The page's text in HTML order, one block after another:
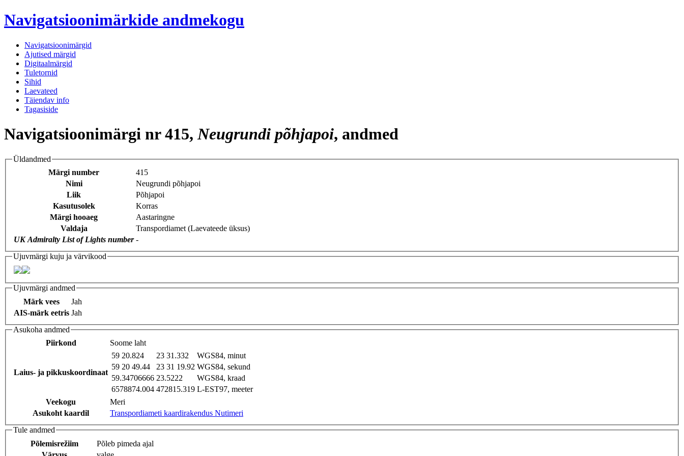
Navigatsioonimärkide andmekogu
Navigatsioonimärgid
Ajutised märgid
Digitaalmärgid
Tuletornid
Sihid
Laevateed
Täiendav info
Tagasiside
Navigatsioonimärgi nr 415,Neugrundi põhjapoi, andmed
Üldandmed
Märgi number
415
Nimi
Neugrundi põhjapoi
Liik
Põhjapoi
Kasutusolek
Korras
Märgi hooaeg
Aastaringne
Valdaja
Transpordiamet (Laevateede üksus)
UK Admiralty List of Lights number -
Ujuvmärgi kuju ja värvikood
Ujuvmärgi andmed
Märk vees
Jah
AIS-märk eetris Jah
Asukoha andmed
Piirkond
Soome laht
Laius- ja pikkuskoordinaat
59 20.824 23 31.332
WGS84, minut
59 20 49.44
23 31 19.92 WGS84, sekund
59.34706666 23.5222
WGS84, kraad
6578874.004 472815.319 L-EST97, meeter
Veekogu
Meri
Asukoht kaardil
Transpordiameti kaardirakendus Nutimeri
Tule andmed
Põlemisrežiim
Põleb pimeda ajal